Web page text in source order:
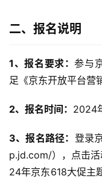
二、报名说明
1、报名要求：参与
足《京东开放平台营
2、报名时间： 2024
3、报名路径： 登录
p.jd.com/），点击
24年京东618大促主